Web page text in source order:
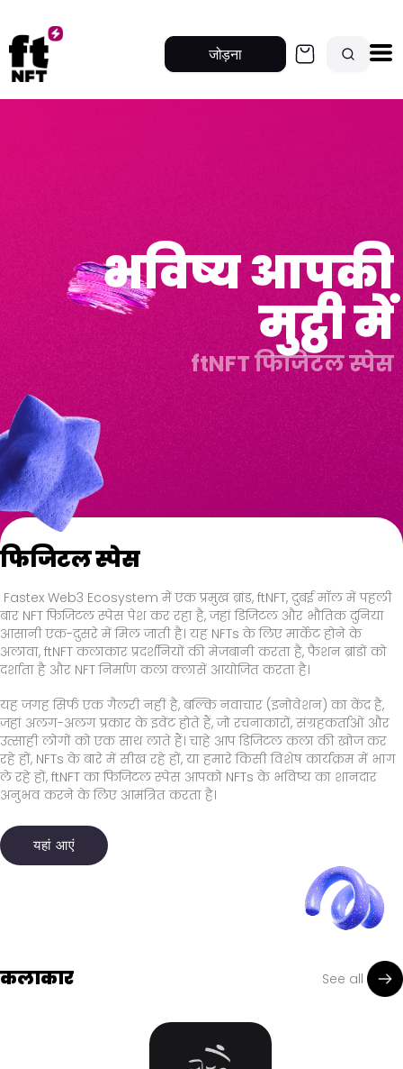
जोड़ना
भविष्य आपकी
मुट्ठी में
ftNFT फिजिटल स्पेस
फिजिटल स्पेस
Fastex Web3 Ecosystem में एक प्रमुख ब्रांड, ftNFT, दुबई मॉल में पहली
बार NFT फिजिटल स्पेस पेश कर रहा है, जहां डिजिटल और भौतिक दुनिया
आसानी एक-दुसरे में मिल जाती है। यह NFTs के लिए मार्केट होने के
अलावा, ftNFT कलाकार प्रदर्शनियों की मेजबानी करता है, फैशन ब्रांडों को
दर्शाता है और NFT निर्माण कला क्लासें आयोजित करता है।
यह जगह सिर्फ एक गैलरी नहीं है, बल्कि नवाचार (इनोवेशन) का केंद्र है,
जहां अलग-अलग प्रकार के इवेंट होते हैं, जो रचनाकारों, संग्रहकर्ताओं और
उत्साही लोगों को एक साथ लाते हैं। चाहे आप डिजिटल कला की खोज कर
रहे हों, NFTs के बारे में सीख रहे हों, या हमारे किसी विशेष कार्यक्रम में भाग
ले रहे हों, ftNFT का फिजिटल स्पेस आपको NFTs के भविष्य का शानदार
अनुभव करने के लिए आमंत्रित करता है।
यहां आएं
कलाकार See all